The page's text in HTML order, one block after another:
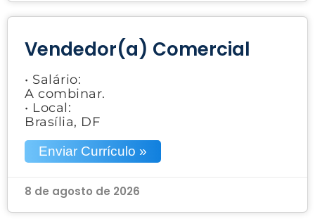
Vendedor(a) Comercial
• Salário:
A combinar.
• Local:
Brasília, DF
Enviar Currículo »
8 de agosto de 2026